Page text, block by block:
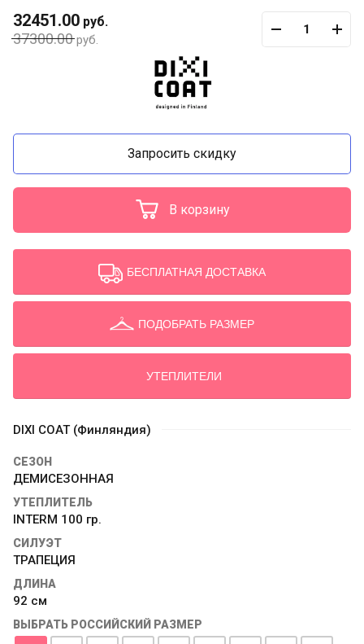
37300.00руб.
32451.00 руб.
В корзину
Запросить скидку
БЕСПЛАТНАЯ ДОСТАВКА
ПОДОБРАТЬ РАЗМЕР
УТЕПЛИТЕЛИ
DIXI COAT (Финляндия)
СЕЗОН
ДЕМИСЕЗОННАЯ
УТЕПЛИТЕЛЬ
INTERM 100 гр.
СИЛУЭТ
ТРАПЕЦИЯ
ДЛИНА
92 см
ВЫБРАТЬ РОССИЙСКИЙ РАЗМЕР